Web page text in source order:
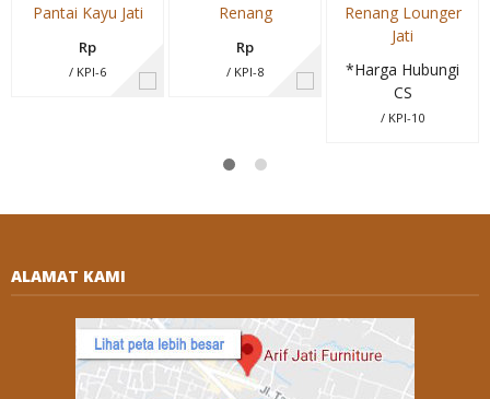
Pantai Kayu Jati
Rp
/ KPI-6
Renang
Rp
/ KPI-8
Renang Lounger
Jati
*Harga Hubungi
CS
/ KPI-10
ALAMAT KAMI